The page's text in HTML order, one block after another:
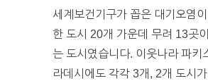
세계보건기구가 꼽은 대기오염
한 도시 20개 가운데 무려 13곳
는 도시였습니다. 이웃나라 파키
라데시에도 각각 3개, 2개 도시